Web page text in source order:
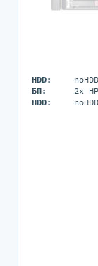
HDD:
БП:
2x
HDD: